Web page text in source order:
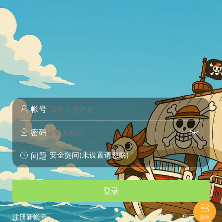
 帐号
 密码 
 问题 
安全提问(未设置请忽略)
登录
忘记密码
注册新帐号

菜单